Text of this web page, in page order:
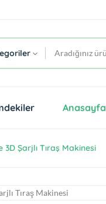
Anasayfa
Şarjlı Tıraş Makinesi